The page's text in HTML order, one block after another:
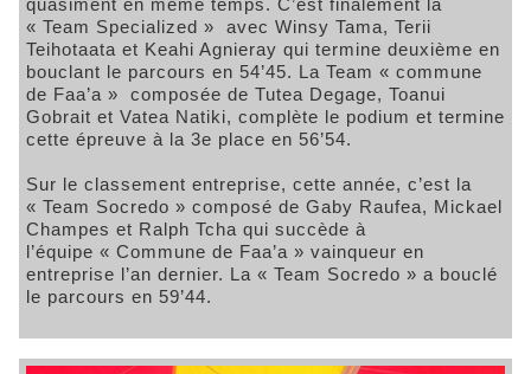
quasiment en même temps. C’est finalement la
« Team Specialized » avec Winsy Tama, Terii
Teihotaata et Keahi Agnieray qui termine deuxième en
bouclant le parcours en 54’45. La Team « commune
de Faa’a » composée de Tutea Degage, Toanui
Gobrait et Vatea Natiki, complète le podium et termine
cette épreuve à la 3e place en 56’54.
Sur le classement entreprise, cette année, c’est la
« Team Socredo » composé de Gaby Raufea, Mickael
Champes et Ralph Tcha qui succède à
l’équipe « Commune de Faa’a » vainqueur en
entreprise l’an dernier. La « Team Socredo » a bouclé
le parcours en 59’44.